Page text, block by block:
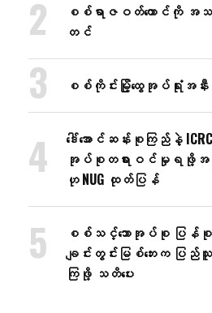
စစ်ရာဇဝတ်ကောင်ကို အသ
တင်
စစ်ကိုင်းမြို့ထွေအုပ်ရုံးအနီး
ဒေါ်အောင်ဆန်းစုကြည်နဲ့
အုပ်စုတရားဝင်မှုရဖို့အ
ဟု NUG ထုတ်ပြန်
စစ်သင်္ဘောအုပ်စု ပြန်စု
ချင်းတွင်းမြစ်ဘေးက ပြည်
ကြဖို့ သတိပေး